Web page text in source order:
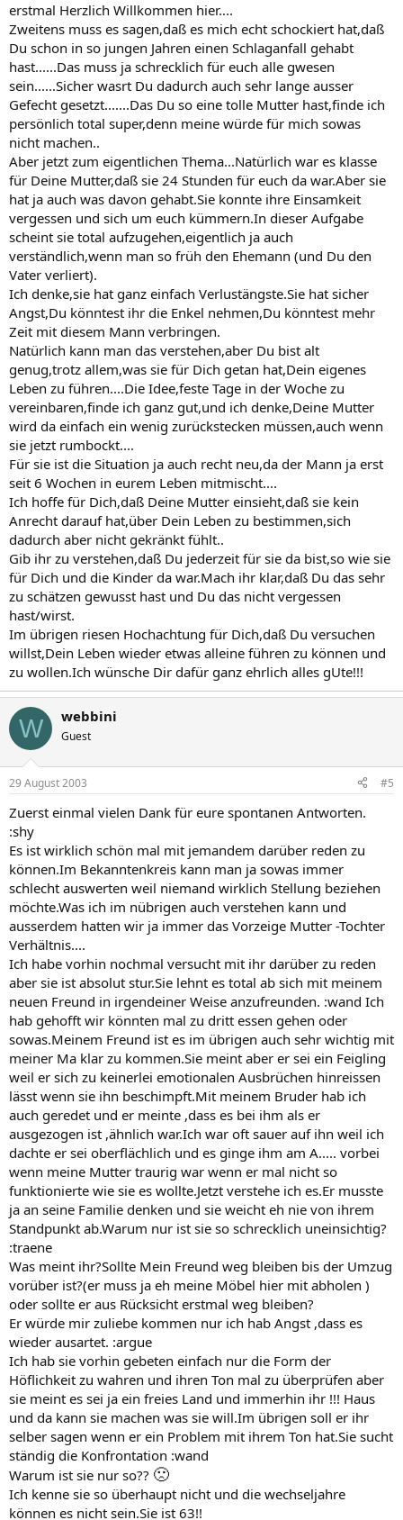
erstmal Herzlich Willkommen hier....
Zweitens muss es sagen,daß es mich echt schockiert hat,daß
Du schon in so jungen Jahren einen Schlaganfall gehabt
hast......Das muss ja schrecklich für euch alle gwesen
sein......Sicher wasrt Du dadurch auch sehr lange ausser
Gefecht gesetzt.......Das Du so eine tolle Mutter hast,finde ich
persönlich total super,denn meine würde für mich sowas
nicht machen..
Aber jetzt zum eigentlichen Thema...Natürlich war es klasse
für Deine Mutter,daß sie 24 Stunden für euch da war.Aber sie
hat ja auch was davon gehabt.Sie konnte ihre Einsamkeit
vergessen und sich um euch kümmern.In dieser Aufgabe
scheint sie total aufzugehen,eigentlich ja auch
verständlich,wenn man so früh den Ehemann (und Du den
Vater verliert).
Ich denke,sie hat ganz einfach Verlustängste.Sie hat sicher
Angst,Du könntest ihr die Enkel nehmen,Du könntest mehr
Zeit mit diesem Mann verbringen.
Natürlich kann man das verstehen,aber Du bist alt
genug,trotz allem,was sie für Dich getan hat,Dein eigenes
Leben zu führen....Die Idee,feste Tage in der Woche zu
vereinbaren,finde ich ganz gut,und ich denke,Deine Mutter
wird da einfach ein wenig zurückstecken müssen,auch wenn
sie jetzt rumbockt....
Für sie ist die Situation ja auch recht neu,da der Mann ja erst
seit 6 Wochen in eurem Leben mitmischt....
Ich hoffe für Dich,daß Deine Mutter einsieht,daß sie kein
Anrecht darauf hat,über Dein Leben zu bestimmen,sich
dadurch aber nicht gekränkt fühlt..
Gib ihr zu verstehen,daß Du jederzeit für sie da bist,so wie sie
für Dich und die Kinder da war.Mach ihr klar,daß Du das sehr
zu schätzen gewusst hast und Du das nicht vergessen
hast/wirst.
Im übrigen riesen Hochachtung für Dich,daß Du versuchen
willst,Dein Leben wieder etwas alleine führen zu können und
zu wollen.Ich wünsche Dir dafür ganz ehrlich alles gUte!!!
W webbini
Guest
29 August 2003 #5
Zuerst einmal vielen Dank für eure spontanen Antworten.
:shy
Es ist wirklich schön mal mit jemandem darüber reden zu
können.Im Bekanntenkreis kann man ja sowas immer
schlecht auswerten weil niemand wirklich Stellung beziehen
möchte.Was ich im nübrigen auch verstehen kann und
ausserdem hatten wir ja immer das Vorzeige Mutter -Tochter
Verhältnis....
Ich habe vorhin nochmal versucht mit ihr darüber zu reden
aber sie ist absolut stur.Sie lehnt es total ab sich mit meinem
neuen Freund in irgendeiner Weise anzufreunden. :wand Ich
hab gehofft wir könnten mal zu dritt essen gehen oder
sowas.Meinem Freund ist es im übrigen auch sehr wichtig mit
meiner Ma klar zu kommen.Sie meint aber er sei ein Feigling
weil er sich zu keinerlei emotionalen Ausbrüchen hinreissen
lässt wenn sie ihn beschimpft.Mit meinem Bruder hab ich
auch geredet und er meinte ,dass es bei ihm als er
ausgezogen ist ,ähnlich war.Ich war oft sauer auf ihn weil ich
dachte er sei oberflächlich und es ginge ihm am A..... vorbei
wenn meine Mutter traurig war wenn er mal nicht so
funktionierte wie sie es wollte.Jetzt verstehe ich es.Er musste
ja an seine Familie denken und sie weicht eh nie von ihrem
Standpunkt ab.Warum nur ist sie so schrecklich uneinsichtig?
:traene
Was meint ihr?Sollte Mein Freund weg bleiben bis der Umzug
vorüber ist?(er muss ja eh meine Möbel hier mit abholen )
oder sollte er aus Rücksicht erstmal weg bleiben?
Er würde mir zuliebe kommen nur ich hab Angst ,dass es
wieder ausartet. :argue
Ich hab sie vorhin gebeten einfach nur die Form der
Höflichkeit zu wahren und ihren Ton mal zu überprüfen aber
sie meint es sei ja ein freies Land und immerhin ihr !!! Haus
und da kann sie machen was sie will.Im übrigen soll er ihr
selber sagen wenn er ein Problem mit ihrem Ton hat.Sie sucht
ständig die Konfrontation :wand
Warum ist sie nur so?? 🙁
Ich kenne sie so überhaupt nicht und die wechseljahre
können es nicht sein.Sie ist 63!!